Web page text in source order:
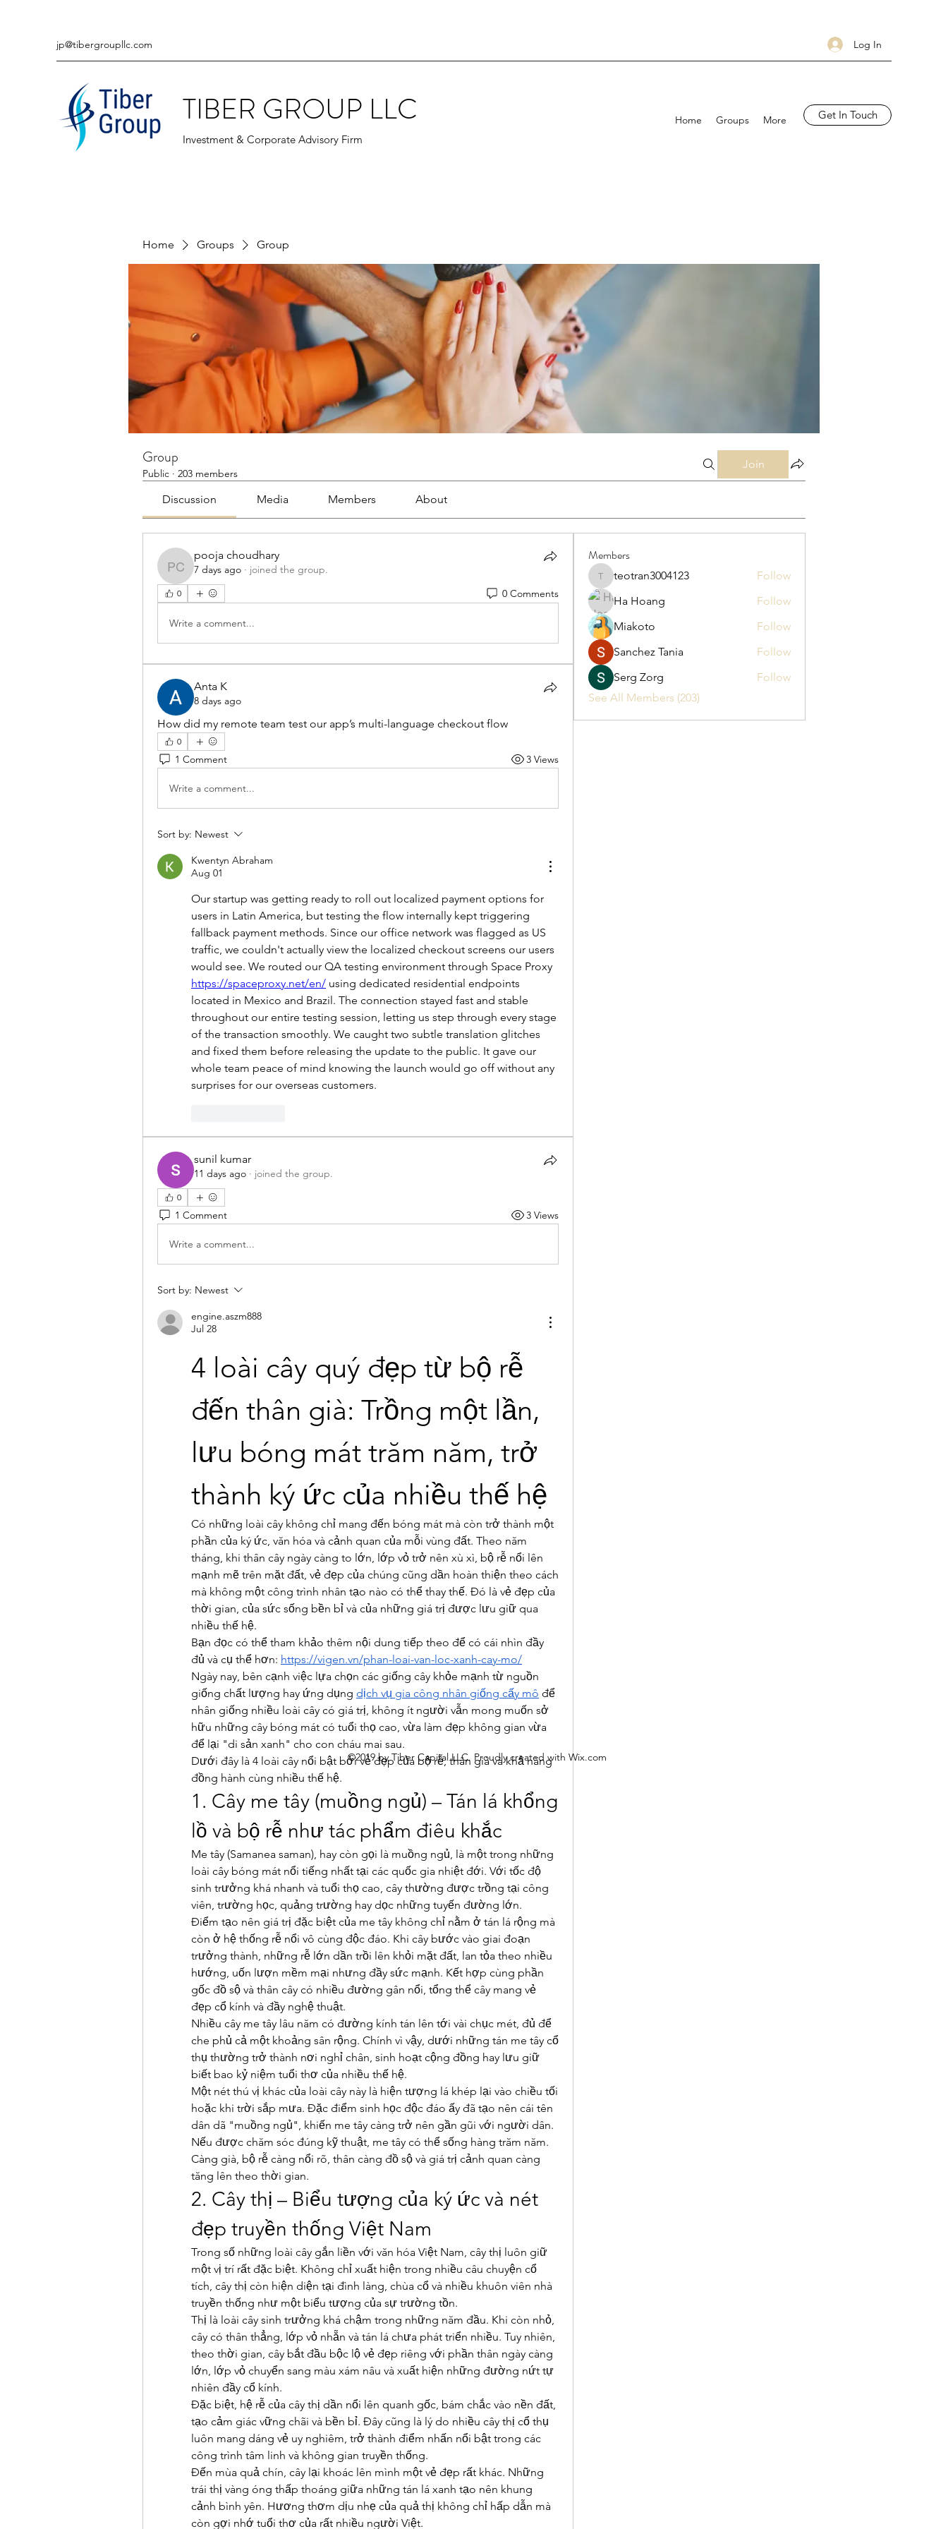
jp@tibergroupllc.com Log In
TIBER GROUP LLC
Investment & Corporate Advisory Firm
Home Groups More Get In Touch
Home Groups Group
Group
Public · 203 members
Join
Discussion Media Members About
pooja choudhary
pooja choudhary
7 days ago · joined the group.
0 0 Comments
Write a comment...
Anta K
8 days ago
How did my remote team test our app’s multi-language checkout flow
0
1 Comment 3 Views
Write a comment...
Sort by: Newest
Kwentyn Abraham
Aug 01
Our startup was getting ready to roll out localized payment options for
users in Latin America, but testing the flow internally kept triggering
fallback payment methods. Since our office network was flagged as US
traffic, we couldn't actually view the localized checkout screens our users
https://spaceproxy.net/en/ using dedicated residential endpoints
located in Mexico and Brazil. The connection stayed fast and stable
throughout our entire testing session, letting us step through every stage
of the transaction smoothly. We caught two subtle translation glitches
and fixed them before releasing the update to the public. It gave our
whole team peace of mind knowing the launch would go off without any
surprises for our overseas customers.
sunil kumar
11 days ago · joined the group.
0
1 Comment 3 Views
Write a comment...
Sort by: Newest
engine.aszm888
Jul 28
4 loài cây quý đẹp từ bộ rễ
đến thân già: Trồng một lần,
lưu bóng mát trăm năm, trở
thành ký ức của nhiều thế hệ
Có những loài cây không chỉ mang đến bóng mát mà còn trở thành một
phần của ký ức, văn hóa và cảnh quan của mỗi vùng đất. Theo năm
tháng, khi thân cây ngày càng to lớn, lớp vỏ trở nên xù xì, bộ rễ nổi lên
mạnh mẽ trên mặt đất, vẻ đẹp của chúng cũng dần hoàn thiện theo cách
mà không một công trình nhân tạo nào có thể thay thế. Đó là vẻ đẹp của
thời gian, của sức sống bền bỉ và của những giá trị được lưu giữ qua
nhiều thế hệ.
Bạn đọc có thể tham khảo thêm nội dung tiếp theo để có cái nhìn đầy
đủ và cụ thể hơn: https://vigen.vn/phan-loai-van-loc-xanh-cay-mo/
Ngày nay, bên cạnh việc lựa chọn các giống cây khỏe mạnh từ nguồn
giống chất lượng hay ứng dụng dịch vụ gia công nhân giống cấy mô để
nhân giống nhiều loài cây có giá trị, không ít người vẫn mong muốn sở
hữu những cây bóng mát có tuổi thọ cao, vừa làm đẹp không gian vừa
để lại "di sản xanh" cho con cháu mai sau.
Dưới đây là 4 loài cây nổi bật bởi vẻ đẹp của bộ rễ, thân già và khả năng
đồng hành cùng nhiều thế hệ.
1. Cây me tây (muồng ngủ) – Tán lá khổng
lồ và bộ rễ như tác phẩm điêu khắc
Me tây (Samanea saman), hay còn gọi là muồng ngủ, là một trong những
loài cây bóng mát nổi tiếng nhất tại các quốc gia nhiệt đới. Với tốc độ
sinh trưởng khá nhanh và tuổi thọ cao, cây thường được trồng tại công
viên, trường học, quảng trường hay dọc những tuyến đường lớn.
Điểm tạo nên giá trị đặc biệt của me tây không chỉ nằm ở tán lá rộng mà
còn ở hệ thống rễ nổi vô cùng độc đáo. Khi cây bước vào giai đoạn
trưởng thành, những rễ lớn dần trồi lên khỏi mặt đất, lan tỏa theo nhiều
hướng, uốn lượn mềm mại nhưng đầy sức mạnh. Kết hợp cùng phần
gốc đồ sộ và thân cây có nhiều đường gân nổi, tổng thể cây mang vẻ
đẹp cổ kính và đầy nghệ thuật.
Nhiều cây me tây lâu năm có đường kính tán lên tới vài chục mét, đủ để
che phủ cả một khoảng sân rộng. Chính vì vậy, dưới những tán me tây cổ
thụ thường trở thành nơi nghỉ chân, sinh hoạt cộng đồng hay lưu giữ
biết bao kỷ niệm tuổi thơ của nhiều thế hệ.
Một nét thú vị khác của loài cây này là hiện tượng lá khép lại vào chiều tối
hoặc khi trời sắp mưa. Đặc điểm sinh học độc đáo ấy đã tạo nên cái tên
dân dã "muồng ngủ", khiến me tây càng trở nên gần gũi với người dân.
Nếu được chăm sóc đúng kỹ thuật, me tây có thể sống hàng trăm năm.
Càng già, bộ rễ càng nổi rõ, thân càng đồ sộ và giá trị cảnh quan càng
tăng lên theo thời gian.
2. Cây thị – Biểu tượng của ký ức và nét
đẹp truyền thống Việt Nam
Trong số những loài cây gắn liền với văn hóa Việt Nam, cây thị luôn giữ
một vị trí rất đặc biệt. Không chỉ xuất hiện trong nhiều câu chuyện cổ
tích, cây thị còn hiện diện tại đình làng, chùa cổ và nhiều khuôn viên nhà
truyền thống như một biểu tượng của sự trường tồn.
Thị là loài cây sinh trưởng khá chậm trong những năm đầu. Khi còn nhỏ,
cây có thân thẳng, lớp vỏ nhẵn và tán lá chưa phát triển nhiều. Tuy nhiên,
theo thời gian, cây bắt đầu bộc lộ vẻ đẹp riêng với phần thân ngày càng
lớn, lớp vỏ chuyển sang màu xám nâu và xuất hiện những đường nứt tự
nhiên đầy cổ kính.
Đặc biệt, hệ rễ của cây thị dần nổi lên quanh gốc, bám chắc vào nền đất,
tạo cảm giác vững chãi và bền bỉ. Đây cũng là lý do nhiều cây thị cổ thụ
luôn mang dáng vẻ uy nghiêm, trở thành điểm nhấn nổi bật trong các
công trình tâm linh và không gian truyền thống.
Đến mùa quả chín, cây lại khoác lên mình một vẻ đẹp rất khác. Những
trái thị vàng óng thấp thoáng giữa những tán lá xanh tạo nên khung
cảnh bình yên. Hương thơm dịu nhẹ của quả thị không chỉ hấp dẫn mà
còn gợi nhớ tuổi thơ của rất nhiều người Việt.
Members
teotran3004123
teotran3004123
Follow
Ha Hoang
Follow
Miakoto
Follow
Sanchez Tania
Follow
Serg Zorg
Follow
See All Members (203)
©2019 by Tiber Capital LLC. Proudly created with Wix.com